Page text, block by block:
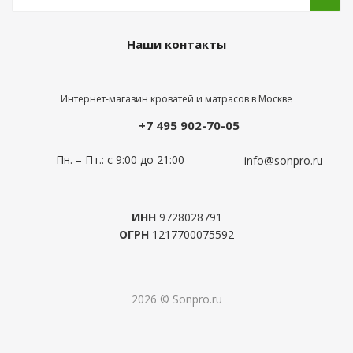
Наши контакты
Интернет-магазин кроватей и матрасов в Москве
+7 495 902-70-05
Пн. – Пт.: с 9:00 до 21:00 info@sonpro.ru
ИНН9728028791
ОГРН 1217700075592
2026 © Sonpro.ru